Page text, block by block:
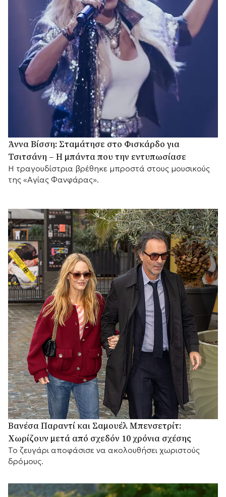
Άννα Βίσση: Σταμάτησε στο Φισκάρδο για
Τσιτσάνη – Η μπάντα που την εντυπωσίασε
Η τραγουδίστρια βρέθηκε μπροστά στους μουσικούς
της «Αγίας Φανφάρας».
Βανέσα Παραντί και Σαμουέλ Μπενσετρίτ:
Χωρίζουν μετά από σχεδόν 10 χρόνια σχέσης
Το ζευγάρι αποφάσισε να ακολουθήσει χωριστούς
δρόμους.